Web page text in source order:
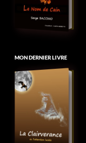
MON DERNIER LIVRE